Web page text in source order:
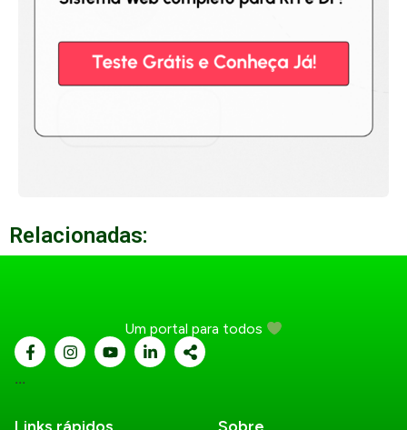
Relacionadas:
Um portal para todos
...